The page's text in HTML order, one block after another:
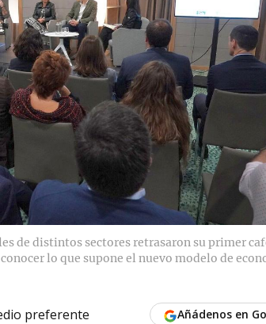
de distintos sectores retrasaron su primer
lo que supone el nuevo modelo de
preferente Añádenos en